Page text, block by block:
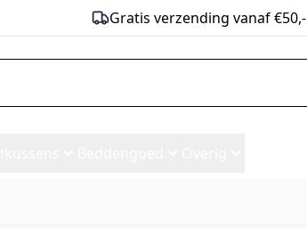
Gratis verzending vanaf €50,-